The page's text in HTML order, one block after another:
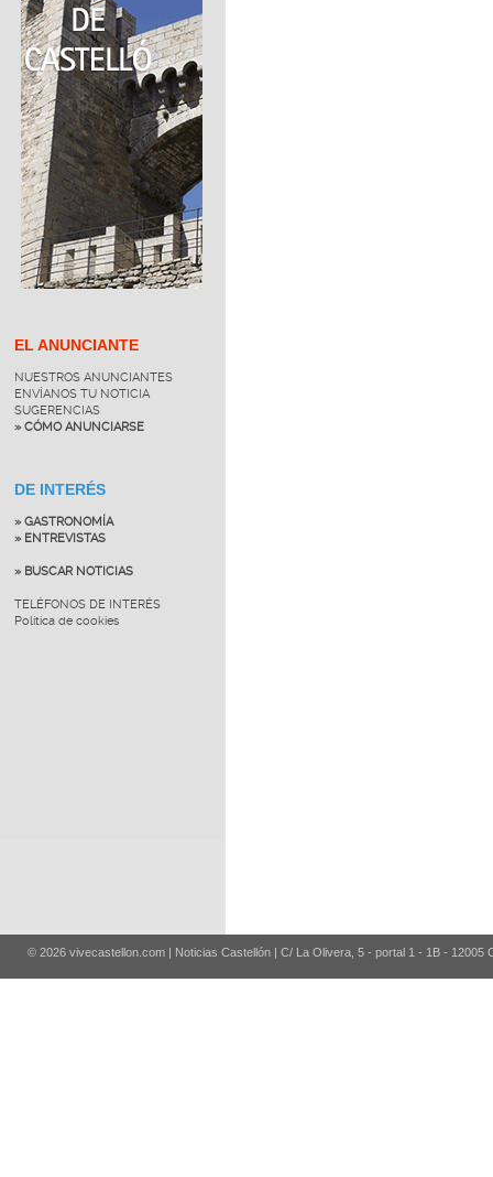
EL ANUNCIANTE
NUESTROS ANUNCIANTES
ENVÍANOS TU NOTICIA
SUGERENCIAS
» CÓMO ANUNCIARSE
DE INTERÉS
» GASTRONOMÍA
» ENTREVISTAS
» BUSCAR NOTICIAS
TELÉFONOS DE INTERÉS
Política de cookies
© 2026 vivecastellon.com | Noticias Castellón | C/ La Olivera, 5 - portal 1 - 1B - 12005